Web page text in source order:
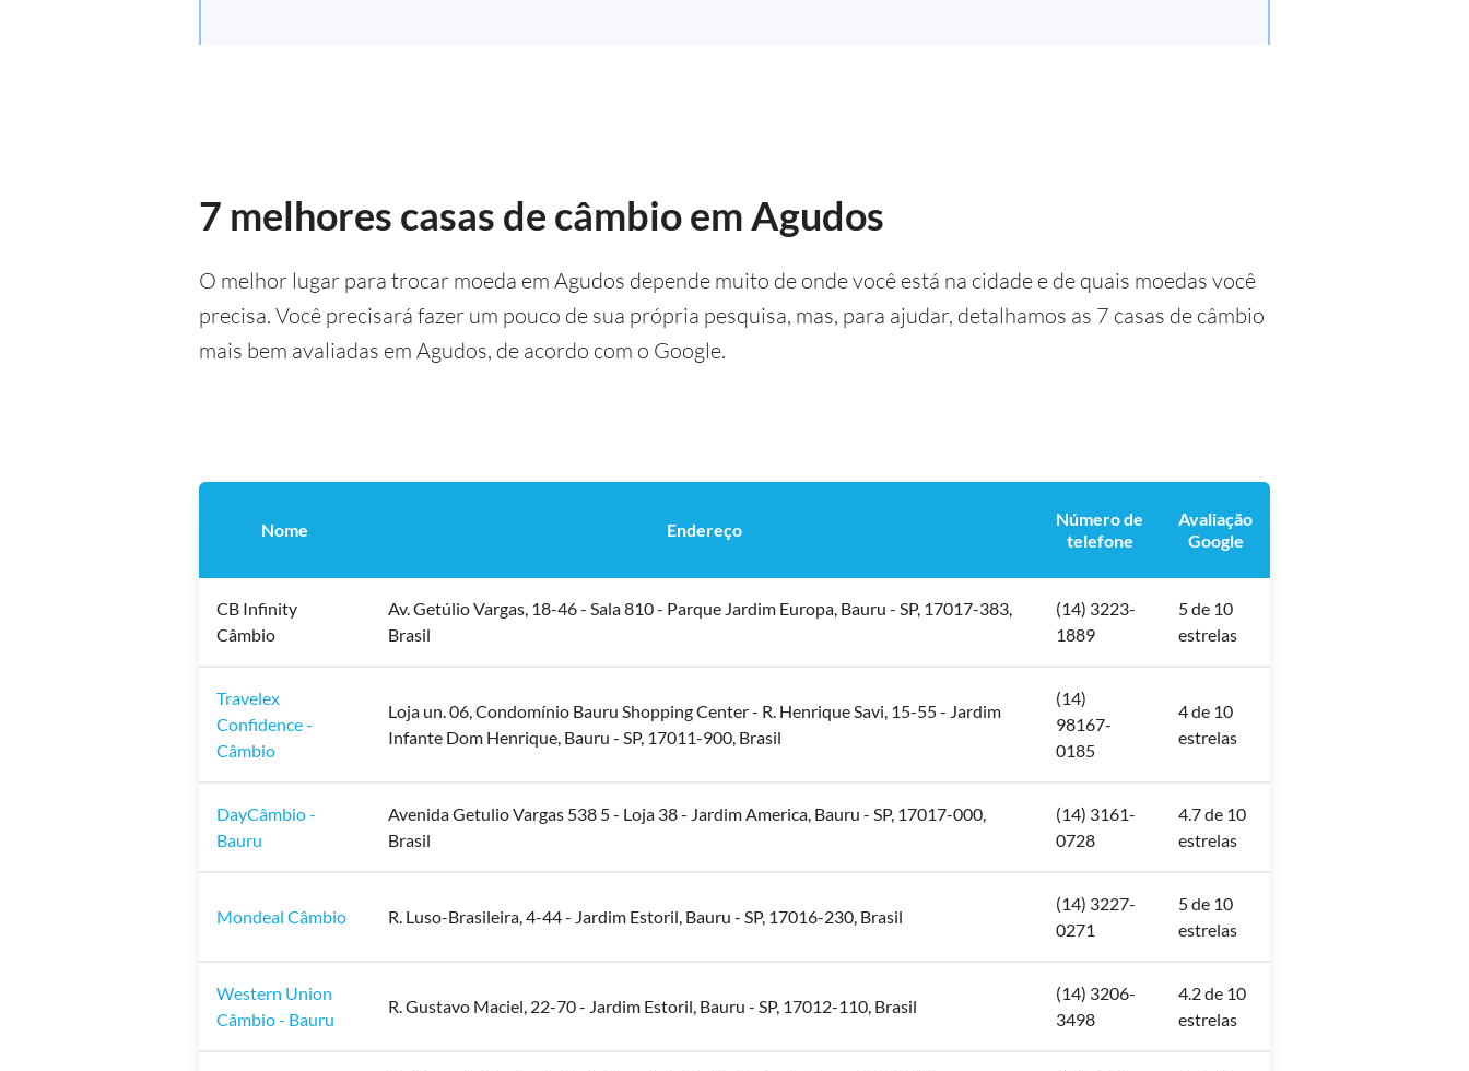
7 melhores casas de câmbio em Agudos
O melhor lugar para trocar moeda em Agudos depende muito de onde você está na cidade e de quais moedas você
precisa. Você precisará fazer um pouco de sua própria pesquisa, mas, para ajudar, detalhamos as 7 casas de câmbio
mais bem avaliadas em Agudos, de acordo com o Google.
Nome Endereço
Número de
telefone
Avaliação
Google
CB Infinity
Câmbio
Av. Getúlio Vargas, 18-46 - Sala 810 - Parque Jardim Europa, Bauru - SP, 17017-383,
Brasil
(14) 3223-
1889
5 de 10
estrelas
Travelex
Confidence -
Câmbio
Loja un. 06, Condomínio Bauru Shopping Center - R. Henrique Savi, 15-55 - Jardim
Infante Dom Henrique, Bauru - SP, 17011-900, Brasil
(14)
98167-
0185
4 de 10
estrelas
DayCâmbio -
Bauru
Avenida Getulio Vargas 538 5 - Loja 38 - Jardim America, Bauru - SP, 17017-000,
Brasil
(14) 3161-
0728
4.7 de 10
estrelas
Mondeal Câmbio R. Luso-Brasileira, 4-44 - Jardim Estoril, Bauru - SP, 17016-230, Brasil
(14) 3227-
0271
5 de 10
estrelas
Western Union
Câmbio - Bauru
R. Gustavo Maciel, 22-70 - Jardim Estoril, Bauru - SP, 17012-110, Brasil
(14) 3206-
3498
4.2 de 10
estrelas